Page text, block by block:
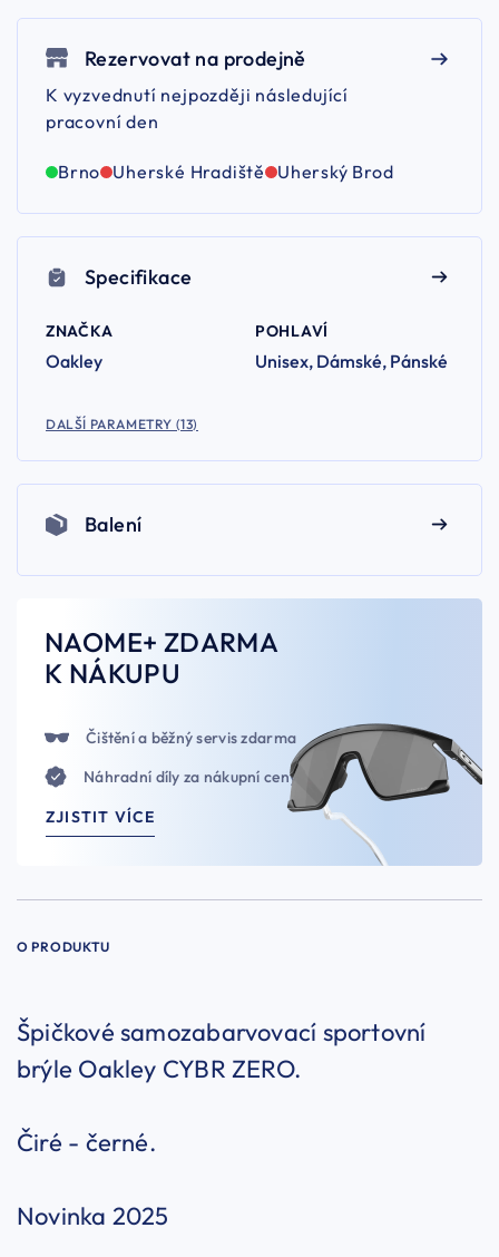
Rezervovat na prodejně
K vyzvednutí nejpozději následující
pracovní den
Brno Uherské Hradiště Uherský Brod
Specifikace
ZNAČKA
Oakley
POHLAVÍ
Unisex, Dámské, Pánské
DALŠÍ PARAMETRY (13)
Balení
NAOME+ ZDARMA
K NÁKUPU
Čištění a běžný servis zdarma
Náhradní díly za nákupní ceny
ZJISTIT VÍCE
O PRODUKTU
Špičkové samozabarvovací sportovní
brýle Oakley CYBR ZERO.
Čiré - černé.
Novinka 2025